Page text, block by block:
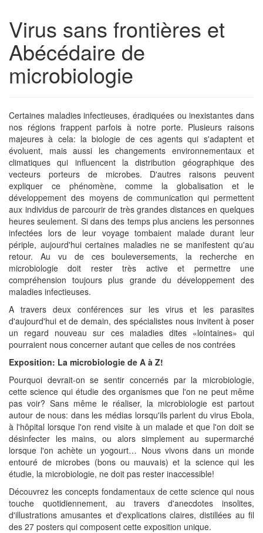
Virus sans frontières et
Abécédaire de
microbiologie
Certaines maladies infectieuses, éradiquées ou inexistantes dans
nos régions frappent parfois à notre porte. Plusieurs raisons
majeures à cela: la biologie de ces agents qui s'adaptent et
évoluent, mais aussi les changements environnementaux et
climatiques qui influencent la distribution géographique des
vecteurs porteurs de microbes. D'autres raisons peuvent
expliquer ce phénomène, comme la globalisation et le
développement des moyens de communication qui permettent
aux individus de parcourir de très grandes distances en quelques
heures seulement. Si dans des temps plus anciens les personnes
infectées lors de leur voyage tombaient malade durant leur
périple, aujourd'hui certaines maladies ne se manifestent qu'au
retour. Au vu de ces bouleversements, la recherche en
microbiologie doit rester très active et permettre une
compréhension toujours plus grande du développement des
maladies infectieuses.
A travers deux conférences sur les virus et les parasites
d'aujourd'hui et de demain, des spécialistes nous invitent à poser
un regard nouveau sur ces maladies dites «lointaines» qui
pourraient nous concerner autant que celles de nos contrées
Exposition: La microbiologie de A à Z!
Pourquoi devrait-on se sentir concernés par la microbiologie,
cette science qui étudie des organismes que l'on ne peut même
pas voir? Sans même le réaliser, la microbiologie est partout
autour de nous: dans les médias lorsqu'ils parlent du virus Ebola,
à l'hôpital lorsque l'on rend visite à un malade et que l'on doit se
désinfecter les mains, ou alors simplement au supermarché
lorsque l'on achète un yogourt… Nous vivons dans un monde
entouré de microbes (bons ou mauvais) et la science qui les
étudie, la microbiologie, ne doit pas rester inaccessible!
Découvrez les concepts fondamentaux de cette science qui nous
touche quotidiennement, au travers d'anecdotes insolites,
d'illustrations amusantes et d'explications claires, distillées au fil
des 27 posters qui composent cette exposition unique.